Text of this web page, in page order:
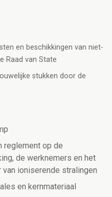
en beschikkingen van niet-
Raad van State
stukken door de
reglement op de
de werknemers en het
ioniserende stralingen
en kernmateriaal